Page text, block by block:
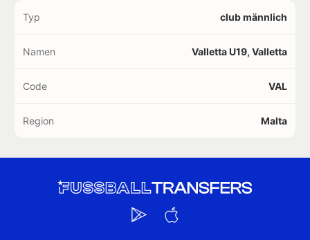
Typ club männlich
Namen Valletta U19, Valletta
Code VAL
Region Malta